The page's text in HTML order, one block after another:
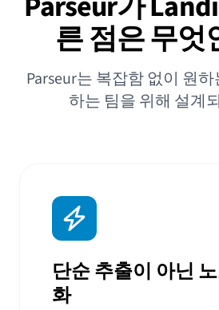
른 점은 무엇
Parseur는 복잡함 없이 원
하는 팀을 위해 설계
단순 추출이 아닌
화